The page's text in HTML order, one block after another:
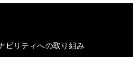
ビリティへの取り組み